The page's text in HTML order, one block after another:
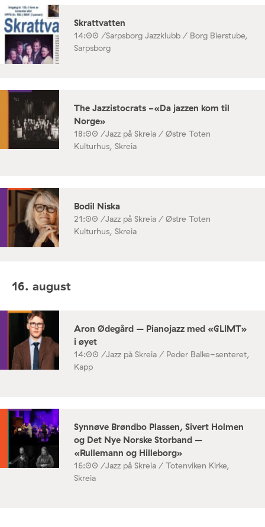
Skrattvatten
14:00 /Sarpsborg Jazzklubb / Borg Bierstube,
Sarpsborg
The Jazzistocrats -«Da jazzen kom til
Norge»
18:00 /Jazz på Skreia / Østre Toten
Kulturhus, Skreia
Bodil Niska
21:00 /Jazz på Skreia / Østre Toten
Kulturhus, Skreia
16. august
Aron Ødegård – Pianojazz med «GLIMT»
i øyet
14:00 /Jazz på Skreia / Peder Balke-senteret,
Kapp
Synnøve Brøndbo Plassen, Sivert Holmen
og Det Nye Norske Storband –
«Rullemann og Hilleborg»
16:00 /Jazz på Skreia / Totenviken Kirke,
Skreia